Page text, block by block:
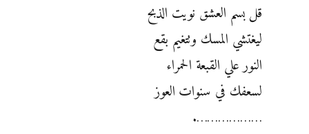
قل بسم العشق نويت الذبح
ليغتشي المسك وتتغيم بقع
النور علي القبعة الحمراء
لسعفك في سنوات العوز
……………….